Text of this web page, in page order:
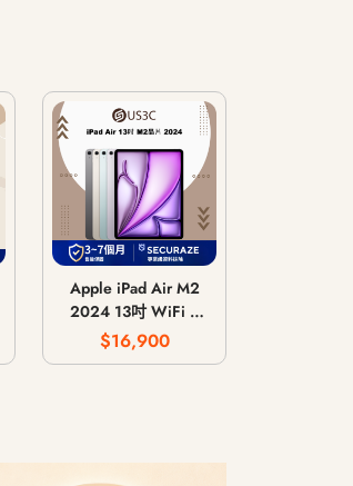
Apple iPad Air M2
2024 13吋 WiFi /
LTE 行動網路 / 128G
256G 512G 1T
$16,900